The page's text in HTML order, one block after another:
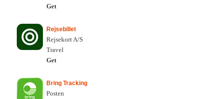
Get
Rejsebillet
Rejsekort A/S
Travel
Get
Bring Tracking
Posten